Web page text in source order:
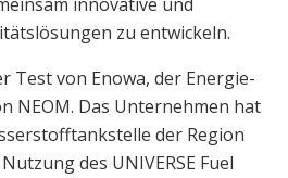
zu entwickeln.
Test von Enowa, der Energie-
NEOM. Das Unternehmen hat
der Region
des UNIVERSE Fuel